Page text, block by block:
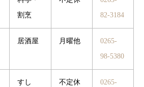
割烹
82-3184
居酒屋 月曜他
0265-
98-5380
すし 不定休
0265-